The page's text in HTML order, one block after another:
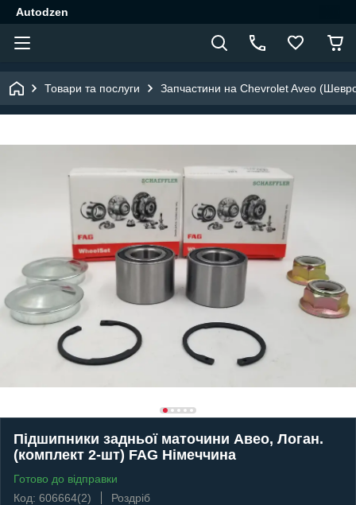
Autodzen
Товари та послуги Запчастини на Chevrolet Aveo
Підшипники задньої маточини Авео, Логан.
(комплект 2-шт) FAG Німеччина
Готово до відправки
Код: 606664(2)
Роздріб